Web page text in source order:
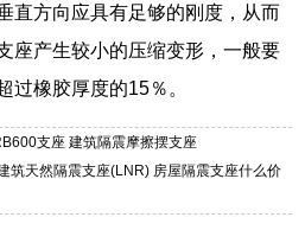
直方向应具有足够的刚度，从而
座产生较小的压缩变形，一般要
过橡胶厚度的15％。
支座 建筑隔震摩擦摆支座
筑天然隔震支座(LNR) 房屋隔震支座什么价